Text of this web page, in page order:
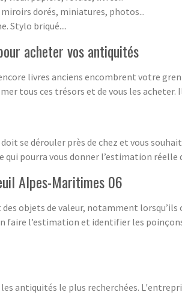
dorés, miniatures, photos...
Stylo briqué....
acheter vos antiquités
livres anciens encombrent votre
tous ces trésors et de vous les
se dérouler près de chez et vous
qui pourra vous donner l’estimation réelle
Alpes-Maritimes 06
des objets de valeur, notamment
faire l’estimation et identifier les
antiquités le plus recherchées.